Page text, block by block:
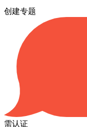
创建专题
需认证